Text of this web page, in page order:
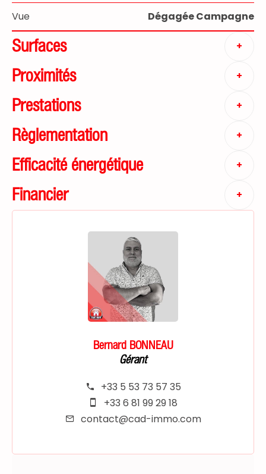
Vue Dégagée Campagne
Surfaces +
Proximités +
Prestations +
Règlementation +
Efficacité énergétique +
Financier +
Bernard BONNEAU
Gérant
+33 5 53 73 57 35
+33 6 81 99 29 18
contact@cad-immo.com